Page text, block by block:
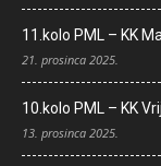
11.kolo PML – KK
21. prosinca 2025.
10.kolo PML – KK
13. prosinca 2025.